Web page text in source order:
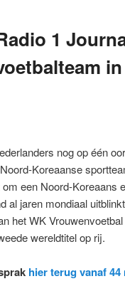
1
nog op één
Koreaanse
een Noord-Koreaans
al jaren mondiaal
het WK
wereldtitel op rij.
hier terug vanaf